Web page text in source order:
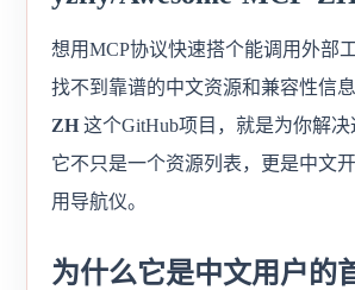
想用MCP协议快速搭个能调用外部
找不到靠谱的中文资源和兼容性信息
ZH 这个GitHub项目，就是为你解
它不只是一个资源列表，更是中文
用导航仪。
为什么它是中文用户的